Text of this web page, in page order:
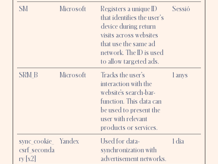
SM Microsoft
Registers a unique ID
that identifies the user's
device during return
visits across websites
that use the same ad
network. The ID is used
to allow targeted ads.
Sessió
SRM_B Microsoft
Tracks the user’s
interaction with the
website’s search-bar-
function. This data can
be used to present the
user with relevant
products or services.
1 anys
sync_cookie_
csrf_seconda
ry [x2]
Yandex
Used for data-
synchronization with
advertisement networks.
1 dia